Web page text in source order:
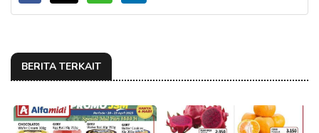
BERITA TERKAIT